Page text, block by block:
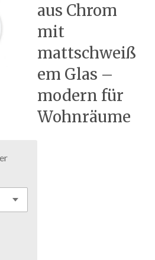
aus Chrom
mit
mattschweiß
em Glas –
modern für
Wohnräume